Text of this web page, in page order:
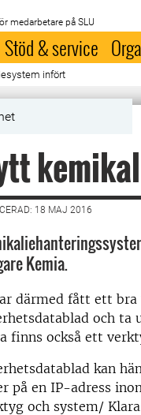
medarbetare på SLU
Stöd & service
infört
18 MAJ 2016
Kemia.
därmed fått ett
och
finns också ett
kan
på en IP-adress
och system/